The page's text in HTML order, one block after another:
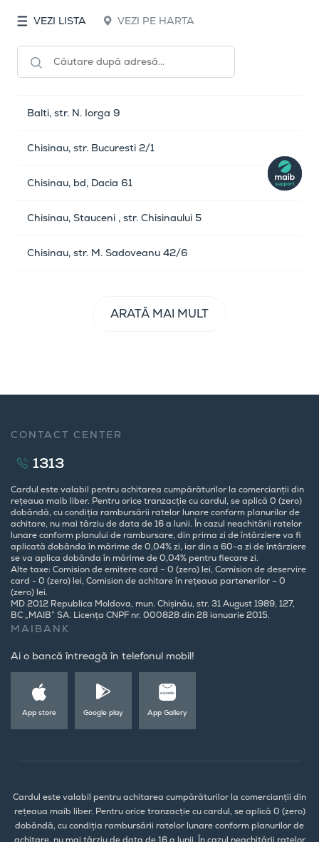
VEZI LISTA VEZI PE HARTA
Balti, str. N. Iorga 9
Chisinau, str. Bucuresti 2/1
Chisinau, bd, Dacia 61
Chisinau, Stauceni , str. Chisinaului 5
Chisinau, str. M. Sadoveanu 42/6
ARATĂ MAI MULT
CONTACT CENTER
1313
Cardul este valabil pentru achitarea cumpărăturilor la comercianții din
rețeaua maib liber. Pentru orice tranzacție cu cardul, se aplică 0 (zero)
dobândă, cu condiția rambursării ratelor lunare conform planurilor de
achitare, nu mai târziu de data de 16 a lunii. În cazul neachitării ratelor
lunare conform planului de rambursare, din prima zi de întârziere va fi
aplicată dobânda în mărime de 0,04% zi, iar din a 60-a zi de întârziere
se va aplica dobânda în mărime de 0,04% pentru fiecare zi.
Alte taxe: Comision de emitere card – 0 (zero) lei, Comision de deservire
card - 0 (zero) lei, Comision de achitare în rețeaua partenerilor – 0
(zero) lei.
MD 2012 Republica Moldova, mun. Chișinău, str. 31 August 1989, 127,
BC „MAIB” SA. Licența CNPF nr. 000828 din 28 ianuarie 2015.
MAIBANK
Ai o bancă întreagă în telefonul mobil!
App store Google play App Gallery
Cardul este valabil pentru achitarea cumpărăturilor la comercianții din
rețeaua maib liber. Pentru orice tranzacție cu cardul, se aplică 0 (zero)
dobândă, cu condiția rambursării ratelor lunare conform planurilor de